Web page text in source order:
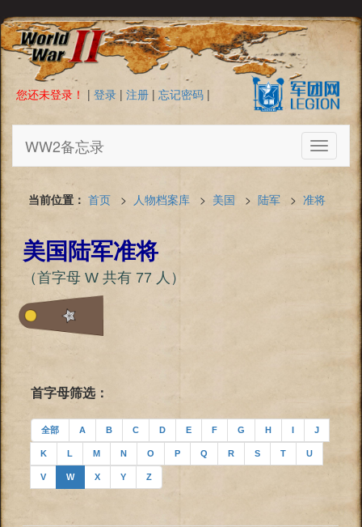
您还未登录！ | 登录 | 注册 | 忘记密码 |
Toggle
WW2备忘录
当前位置： 首页 > 人物档案库 > 美国 > 陆军 > 准将
美国陆军准将
（首字母 W 共有 77 人）
首字母筛选：
全部 A B C D E F G H I J
K L M N O P Q R S T U
V W X Y Z